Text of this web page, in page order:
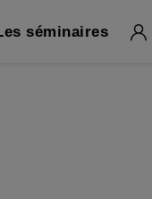
séminaires